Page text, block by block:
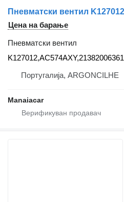
Цена на барање
Пневматски вентил
K127012,AC574AXY,21382006361
Португалија, ARGONCILHE
Manaiacar